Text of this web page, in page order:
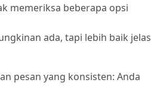
memeriksa beberapa opsi
ada, tapi lebih baik jelas
pesan yang konsisten: Anda